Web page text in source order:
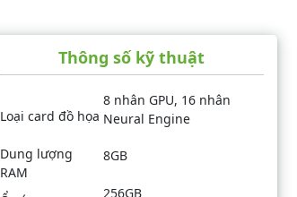
Thông số kỹ thuật
Loại card đồ họa
8 nhân GPU, 16 nhân
Neural Engine
Dung lượng
RAM
8GB
256GB